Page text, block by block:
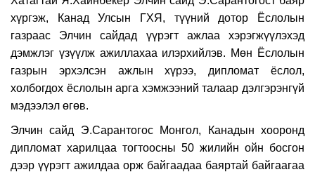
хүргэж, Канад Улсын ГХЯ, түүний дотор Ёслолын
газраас Элчин сайдад үүрэгт ажлаа хэрэгжүүлэхэд
дэмжлэг үзүүлж ажиллахаа илэрхийлэв. Мөн Ёслолын
газрын эрхэлсэн ажлын хүрээ, дипломат ёслол,
холбогдох ёслолын арга хэмжээний талаар дэлгэрэнгүй
мэдээлэл өгөв.
Элчин сайд Э.Сарантогос Монгол, Канадын хооронд
дипломат харилцаа тогтоосны 50 жилийн ойн босгон
дээр үүрэгт ажилдаа орж байгаадаа баяртай байгаагаа